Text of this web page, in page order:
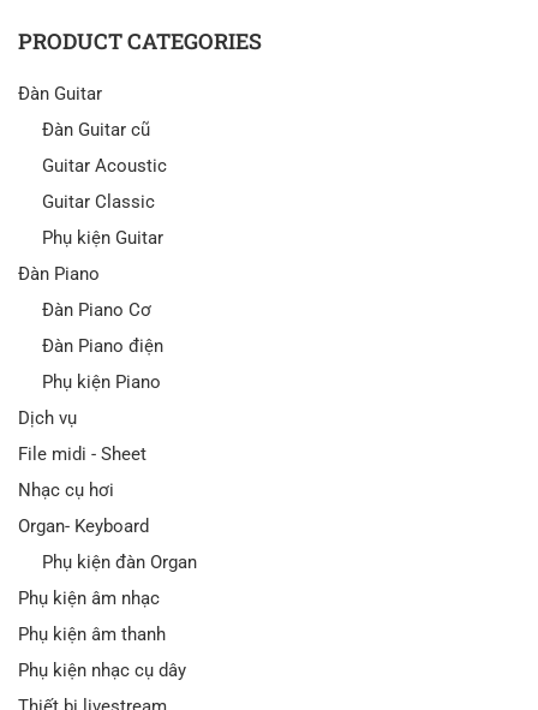
PRODUCT CATEGORIES
Đàn Guitar
Đàn Guitar cũ
Guitar Acoustic
Guitar Classic
Phụ kiện Guitar
Đàn Piano
Đàn Piano Cơ
Đàn Piano điện
Phụ kiện Piano
Dịch vụ
File midi - Sheet
Nhạc cụ hơi
Organ- Keyboard
Phụ kiện đàn Organ
Phụ kiện âm nhạc
Phụ kiện âm thanh
Phụ kiện nhạc cụ dây